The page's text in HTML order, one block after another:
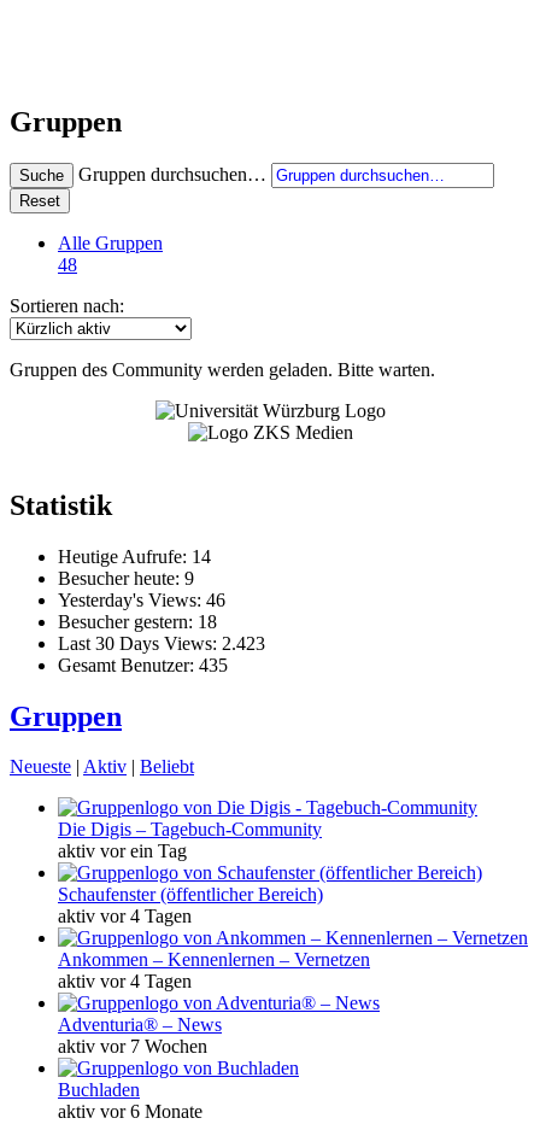
Gruppen
Suche Gruppen durchsuchen…
Reset
Alle Gruppen
48
Sortieren nach:
Gruppen des Community werden geladen. Bitte warten.
Statistik
Heutige Aufrufe: 14
Besucher heute: 9
Yesterday's Views: 46
Besucher gestern: 18
Last 30 Days Views: 2.423
Gesamt Benutzer: 435
Gruppen
Neueste | Aktiv | Beliebt
Die Digis – Tagebuch-Community
aktiv vor ein Tag
Schaufenster (öffentlicher Bereich)
aktiv vor 4 Tagen
Ankommen – Kennenlernen – Vernetzen
aktiv vor 4 Tagen
Adventuria® – News
aktiv vor 7 Wochen
Buchladen
aktiv vor 6 Monate